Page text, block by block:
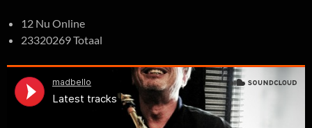
12 Nu Online
23320269 Totaal